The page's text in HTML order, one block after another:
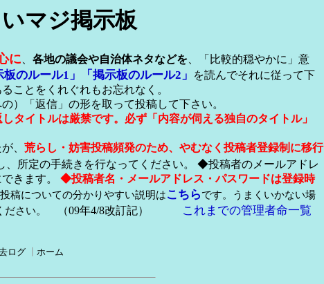
マジ掲示板
に、 各地の議会や自治体ネタなどを、「比較的穏やかに」意
板のルール1」 「掲示板のルール2」
を読んでそれに従って下
ことをくれぐれもお忘れなく。
）「返信」の形を取って投稿して下さい。
タイトルは厳禁です。必ず「内容が伺える独自のタイトル」
、 荒らし・妨害投稿頻発のため、やむなく投稿者登録制に移行
、所定の手続きを行なってください。 ◆投稿者のメールアドレ
きます。 ◆投稿者名・メールアドレス・パスワードは登録時
稿についての分かりやすい説明はこちらです。うまくいかない場
さい。 （09年4/8改訂記） これまでの管理者命一覧
ログ
ホーム